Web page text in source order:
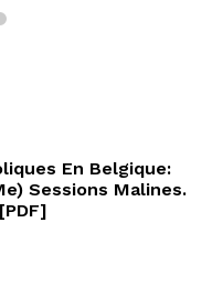
En Belgique:
Sessions Malines.